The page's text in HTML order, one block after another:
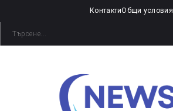
КонтактиОбщи условия